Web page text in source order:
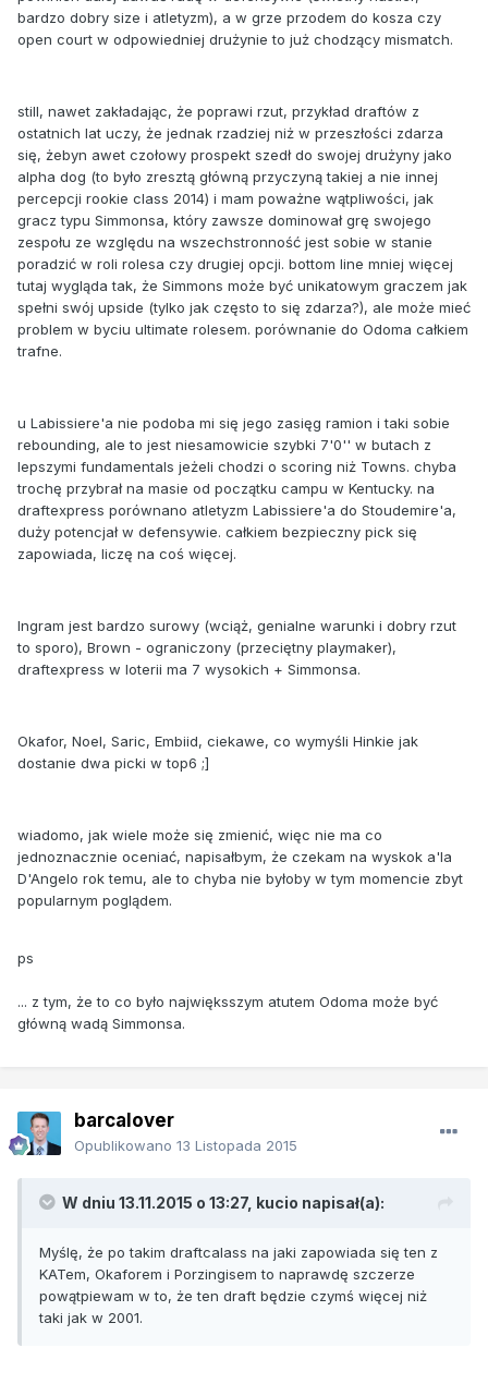
bardzo dobry size i atletyzm), a w grze przodem do kosza czy
open court w odpowiedniej drużynie to już chodzący mismatch.
still, nawet zakładając, że poprawi rzut, przykład draftów z
ostatnich lat uczy, że jednak rzadziej niż w przeszłości zdarza
się, żebyn awet czołowy prospekt szedł do swojej drużyny jako
alpha dog (to było zresztą główną przyczyną takiej a nie innej
percepcji rookie class 2014) i mam poważne wątpliwości, jak
gracz typu Simmonsa, który zawsze dominował grę swojego
zespołu ze względu na wszechstronność jest sobie w stanie
poradzić w roli rolesa czy drugiej opcji. bottom line mniej więcej
tutaj wygląda tak, że Simmons może być unikatowym graczem jak
spełni swój upside (tylko jak często to się zdarza?), ale może mieć
problem w byciu ultimate rolesem. porównanie do Odoma całkiem
trafne.
u Labissiere'a nie podoba mi się jego zasięg ramion i taki sobie
rebounding, ale to jest niesamowicie szybki 7'0'' w butach z
lepszymi fundamentals jeżeli chodzi o scoring niż Towns. chyba
trochę przybrał na masie od początku campu w Kentucky. na
draftexpress porównano atletyzm Labissiere'a do Stoudemire'a,
duży potencjał w defensywie. całkiem bezpieczny pick się
zapowiada, liczę na coś więcej.
Ingram jest bardzo surowy (wciąż, genialne warunki i dobry rzut
to sporo), Brown - ograniczony (przeciętny playmaker),
draftexpress w loterii ma 7 wysokich + Simmonsa.
Okafor, Noel, Saric, Embiid, ciekawe, co wymyśli Hinkie jak
dostanie dwa picki w top6 ;]
wiadomo, jak wiele może się zmienić, więc nie ma co
jednoznacznie oceniać, napisałbym, że czekam na wyskok a'la
D'Angelo rok temu, ale to chyba nie byłoby w tym momencie zbyt
popularnym poglądem.
ps
... z tym, że to co było najwięksszym atutem Odoma może być
główną wadą Simmonsa.
barcalover
Opublikowano 13 Listopada 2015
W dniu 13.11.2015 o 13:27, kucio napisał(a):
Myślę, że po takim draftcalass na jaki zapowiada się ten z
KATem, Okaforem i Porzingisem to naprawdę szczerze
powątpiewam w to, że ten draft będzie czymś więcej niż
taki jak w 2001.